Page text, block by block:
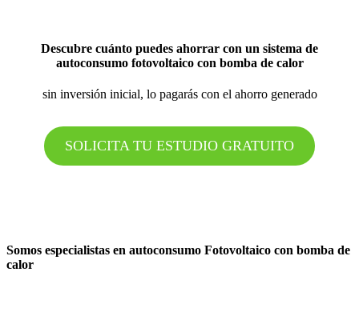
Descubre cuánto puedes ahorrar con un sistema de
autoconsumo fotovoltaico con bomba de calor
sin inversión inicial, lo pagarás con el ahorro generado
SOLICITA TU ESTUDIO GRATUITO
Somos especialistas en autoconsumo Fotovoltaico con bomba de
calor